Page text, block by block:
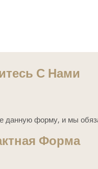
С Нами
данную форму, и мы
Форма